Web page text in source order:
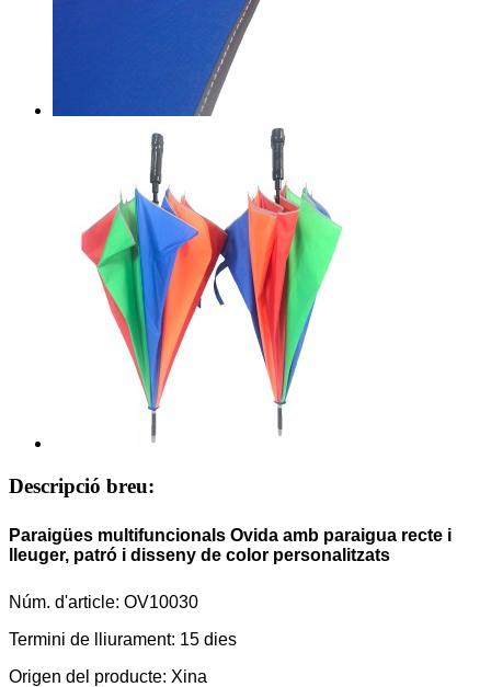
Descripció breu:
Paraigües multifuncionals Ovida amb paraigua recte i
lleuger, patró i disseny de color personalitzats
Núm. d'article: OV10030
Termini de lliurament: 15 dies
Origen del producte: Xina